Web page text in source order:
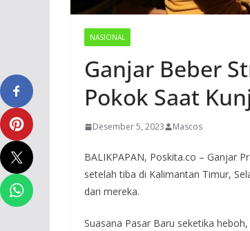
NASIONAL
Ganjar Beber
Pokok Saat
Desember 5, 2023 Mascos
BALIKPAPAN, Poskita.co – Ganjar
setelah tiba di Kalimantan Timur,
dari mereka.
Suasana Pasar Baru seketika